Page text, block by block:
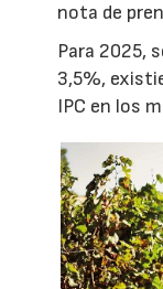
nota de
Para 2025,
3,5%,
IPC en los